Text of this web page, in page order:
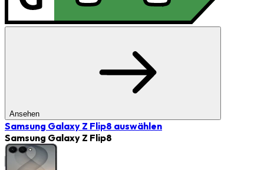
Ansehen
Samsung Galaxy Z Flip8 auswählen
Samsung Galaxy Z Flip8